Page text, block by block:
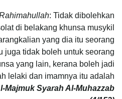
: Tidak dibolehkan
di belakang khunsa musykil
yang dia itu seorang
juga tidak boleh untuk seorang
yang lain, kerana boleh jadi
lelaki dan imamnya itu adalah
Majmuk Syarah Al-Muhazzab